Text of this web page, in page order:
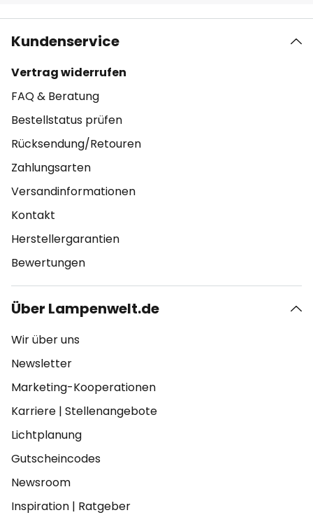
Kundenservice
Vertrag widerrufen
FAQ & Beratung
Bestellstatus prüfen
Rücksendung/Retouren
Zahlungsarten
Versandinformationen
Kontakt
Herstellergarantien
Bewertungen
Über Lampenwelt.de
Wir über uns
Newsletter
Marketing-Kooperationen
Karriere | Stellenangebote
Lichtplanung
Gutscheincodes
Newsroom
Inspiration | Ratgeber